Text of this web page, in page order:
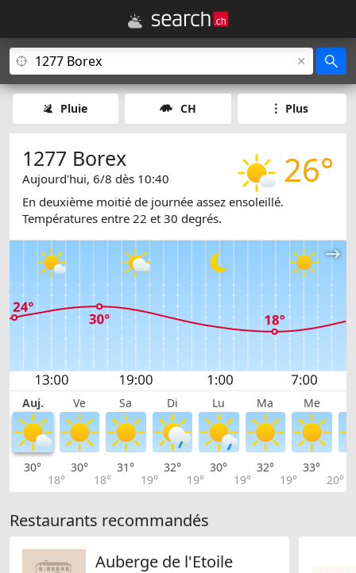
Pluie CH Plus
26°
1277 Borex
Aujourd'hui, 6/8 dès 10:40
En deuxième moitié de journée assez ensoleillé.
Températures entre 22 et 30 degrés.
Auj. Ve Sa Di Lu Ma Me
30°
18°
30°
18°
31°
19°
32°
19°
30°
19°
32°
19°
33°
20°
Restaurants recommandés
Auberge de l'Etoile